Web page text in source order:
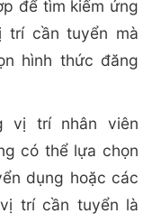
để tìm kiếm ứng
trí cần tuyển mà
hình thức đăng
vị trí nhân viên
có thể lựa chọn
dụng hoặc các
trí cần tuyển là